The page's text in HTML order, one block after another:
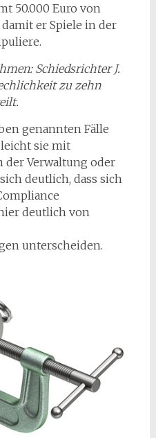
50.000 Euro von
er Spiele in der
Schiedsrichter J.
zu zehn
genannten Fälle
sie mit
der Verwaltung oder
deutlich, dass sich
deutlich von
unterscheiden.